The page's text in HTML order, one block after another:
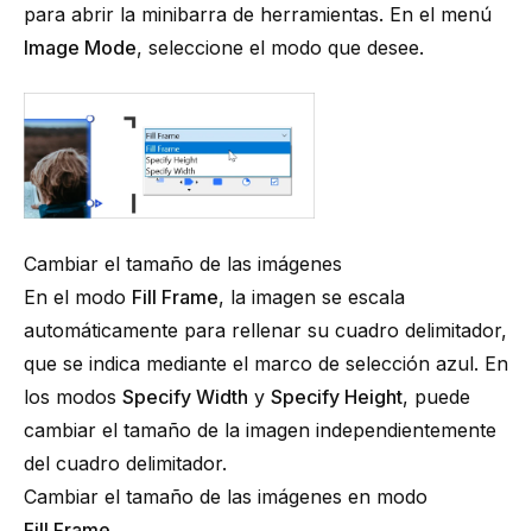
para abrir la minibarra de herramientas. En el menú
Image Mode, seleccione el modo que desee.
Cambiar el tamaño de las imágenes
En el modo Fill Frame, la imagen se escala
automáticamente para rellenar su cuadro delimitador,
que se indica mediante el marco de selección azul. En
los modos Specify Width y Specify Height, puede
cambiar el tamaño de la imagen independientemente
del cuadro delimitador.
Cambiar el tamaño de las imágenes en modo